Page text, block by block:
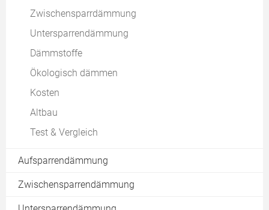
Zwischensparrdämmung
Untersparrendämmung
Dämmstoffe
Ökologisch dämmen
Kosten
Altbau
Test & Vergleich
Aufsparrendämmung
Zwischensparrendämmung